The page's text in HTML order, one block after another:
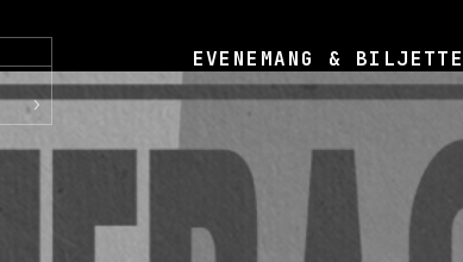
›
EVENEMANG &